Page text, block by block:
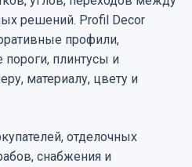
решений. Profil Decor
профили,
плинтусы и
материалу, цвету и
отделочных
снабжения и